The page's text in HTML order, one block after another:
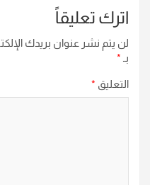
اترك تعليقاً
لن يتم نشر عنوان بريدك
بـ *
التعليق *